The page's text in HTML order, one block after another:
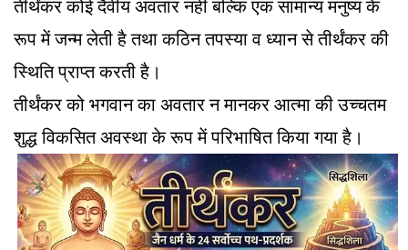
तीर्थंकर कोई दैवीय अवतार नहीं बल्कि एक सामान्य मनुष्य के
रूप में जन्म लेती है तथा कठिन तपस्या व ध्यान से तीर्थंकर की
स्थिति प्राप्त करती है।
तीर्थंकर को भगवान का अवतार न मानकर आत्मा की उच्चतम
शुद्ध विकसित अवस्था के रूप में परिभाषित किया गया है।